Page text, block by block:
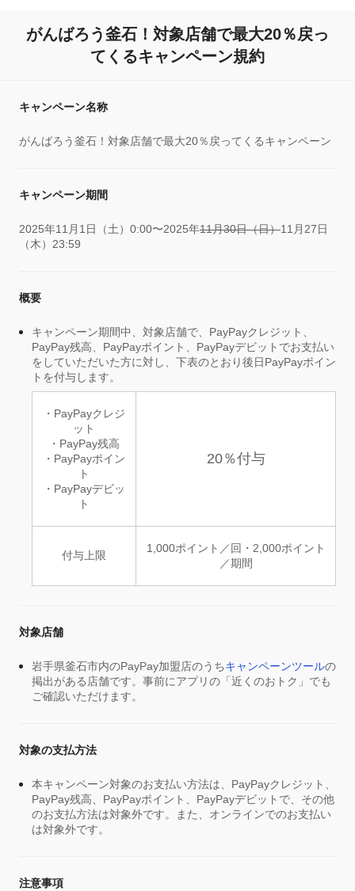
がんばろう釜石！対象店舗で最大20％戻っ
てくるキャンペーン規約
キャンペーン名称
がんばろう釜石！対象店舗で最大20％戻ってくるキャンペーン
キャンペーン期間
2025年11月1日（土）0:00〜2025年11月30日（日）11月27日
（木）23:59
概要
キャンペーン期間中、対象店舗で、PayPayクレジット、
PayPay残高、PayPayポイント、PayPayデビットでお支払い
をしていただいた方に対し、下表のとおり後日PayPayポイン
トを付与します。
・PayPayクレジ
ット
・PayPay残高
・PayPayポイン
ト
・PayPayデビッ
ト
20％付与
付与上限
1,000ポイント／回・2,000ポイント
／期間
対象店舗
岩手県釜石市内のPayPay加盟店のうちキャンペーンツールの
掲出がある店舗です。事前にアプリの「近くのおトク」でも
ご確認いただけます。
対象の支払方法
本キャンペーン対象のお支払い方法は、PayPayクレジット、
PayPay残高、PayPayポイント、PayPayデビットで、その他
のお支払方法は対象外です。また、オンラインでのお支払い
は対象外です。
注意事項